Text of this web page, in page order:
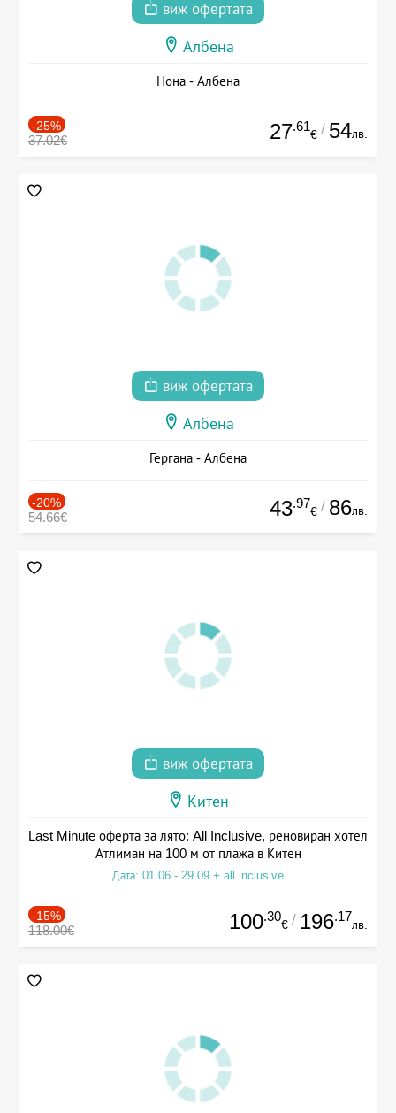
виж офертата
Албена
Нона - Албена
-25%
37.02€ 27.61
€ / 54лв.
виж офертата
Албена
Гергана - Албена
-20%
54.66€ 43.97
€ / 86лв.
виж офертата
Китен
Last Minute оферта за лято: All Inclusive, реновиран хотел
Атлиман на 100 м от плажа в Китен
Дата: 01.06 - 29.09 + all inclusive
-15%
118.00€ 100.30
€ / 196.17
лв.